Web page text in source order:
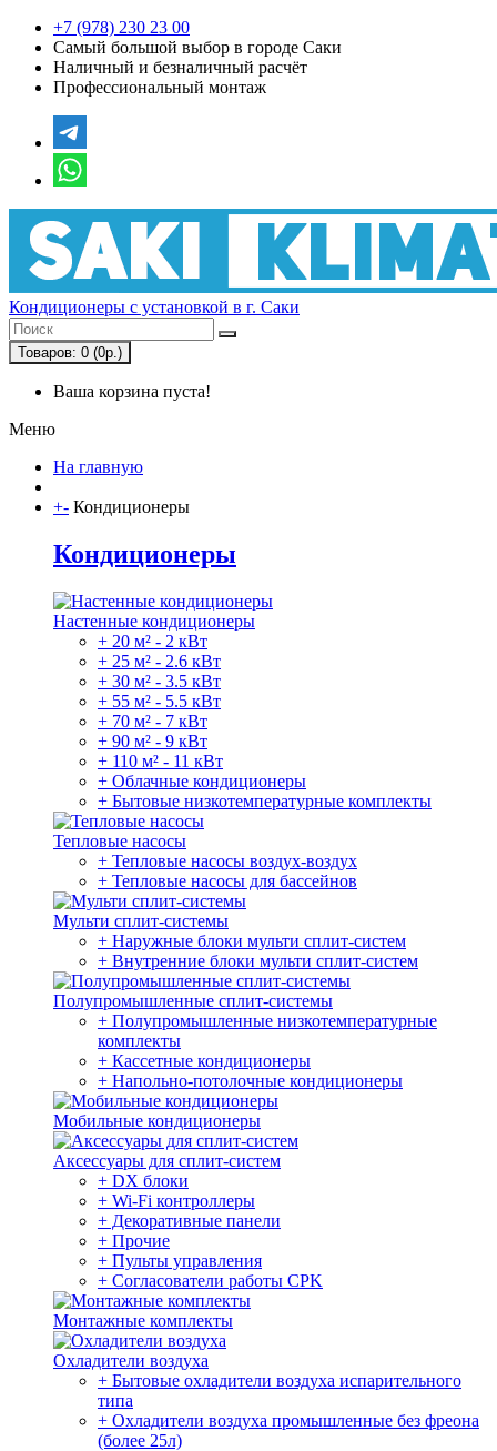
+7 (978) 230 23 00
Самый большой выбор в городе Саки
Наличный и безналичный расчёт
Профессиональный монтаж
Кондиционеры с установкой в г. Саки
Товаров: 0 (0р.)
Ваша корзина пуста!
Меню
На главную
+- Кондиционеры
Кондиционеры
Настенные кондиционеры
+ 20 м² - 2 кВт
+ 25 м² - 2.6 кВт
+ 30 м² - 3.5 кВт
+ 55 м² - 5.5 кВт
+ 70 м² - 7 кВт
+ 90 м² - 9 кВт
+ 110 м² - 11 кВт
+ Облачные кондиционеры
+ Бытовые низкотемпературные комплекты
Тепловые насосы
+ Тепловые насосы воздух-воздух
+ Тепловые насосы для бассейнов
Мульти сплит-системы
+ Наружные блоки мульти сплит-систем
+ Внутренние блоки мульти сплит-систем
Полупромышленные сплит-системы
+ Полупромышленные низкотемпературные
комплекты
+ Кассетные кондиционеры
+ Напольно-потолочные кондиционеры
Мобильные кондиционеры
Аксессуары для сплит-систем
+ DX блоки
+ Wi-Fi контроллеры
+ Декоративные панели
+ Прочие
+ Пульты управления
+ Согласователи работы CPK
Монтажные комплекты
Охладители воздуха
+ Бытовые охладители воздуха испарительного
типа
+ Охладители воздуха промышленные без фреона
(более 25л)